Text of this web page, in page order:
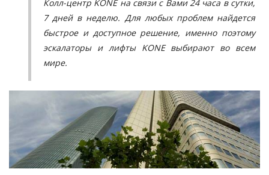
Колл-центр KONEна связи с Вами 24 часа в сутки,
7 дней в неделю. Для любых проблем найдется
быстрое и доступное решение, именно поэтому
эскалаторы и лифты KONE выбирают во всем
мире.